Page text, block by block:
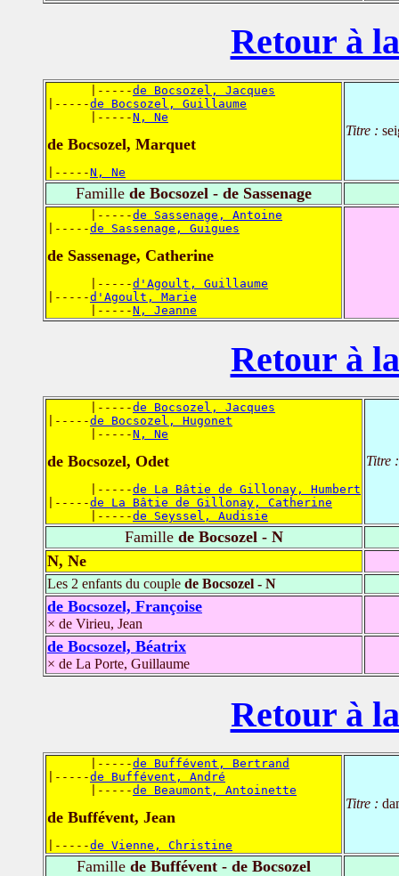
Retour à
      |-----
de Bocsozel, Jacques
|-----de Bocsozel, Guillaume
      |-----
N, Ne
de Bocsozel, Marquet
|-----N, Ne
Titre :
Famille de Bocsozel - de Sassenage
      |-----
de Sassenage, Antoine
|-----de Sassenage, Guigues
de Sassenage, Catherine
      |-----
d'Agoult, Guillaume
|-----d'Agoult, Marie
      |-----
N, Jeanne
Retour à
      |-----
de Bocsozel, Jacques
|-----de Bocsozel, Hugonet
      |-----
N, Ne
de Bocsozel, Odet
      |-----
de La Bâtie de Gillonay, Humbert
|-----de La Bâtie de Gillonay, Catherine
      |-----
de Seyssel, Audisie
Titre
Famille de Bocsozel - N
N, Ne
Les 2 enfants du couple de Bocsozel - N
de Bocsozel, Françoise
× de Virieu, Jean
de Bocsozel, Béatrix
× de La Porte, Guillaume
Retour à
      |-----
de Buffévent, Bertrand
|-----de Buffévent, André
      |-----
de Beaumont, Antoinette
de Buffévent, Jean
|-----de Vienne, Christine
Titre :
Famille de Buffévent - de Bocsozel